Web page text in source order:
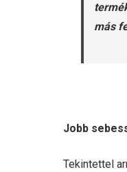
más
Jobb
Tekintettel